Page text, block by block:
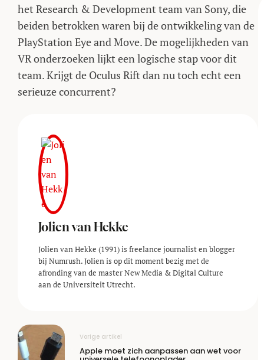
het Research & Development team van Sony, die
beiden betrokken waren bij de ontwikkeling van de
PlayStation Eye and Move. De mogelijkheden van
VR onderzoeken lijkt een logische stap voor dit
team. Krijgt de Oculus Rift dan nu toch echt een
serieuze concurrent?
Jolien van Hekke
Jolien van Hekke (1991) is freelance journalist en blogger
bij Numrush. Jolien is op dit moment bezig met de
afronding van de master New Media & Digital Culture
aan de Universiteit Utrecht.
Vorige artikel
Apple moet zich aanpassen aan wet voor